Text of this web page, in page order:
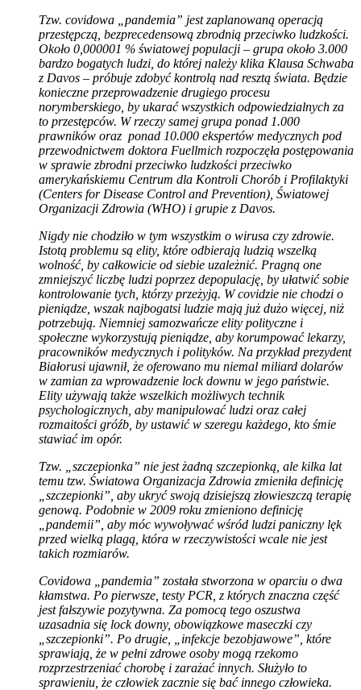
Tzw. covidowa „pandemia” jest zaplanowaną operacją
przestępczą, bezprecedensową zbrodnią przeciwko ludzkości.
Około 0,000001 % światowej populacji – grupa około 3.000
bardzo bogatych ludzi, do której należy klika Klausa Schwaba
z Davos – próbuje zdobyć kontrolą nad resztą świata. Będzie
konieczne przeprowadzenie drugiego procesu
norymberskiego, by ukarać wszystkich odpowiedzialnych za
to przestępców. W rzeczy samej grupa ponad 1.000
prawników oraz ponad 10.000 ekspertów medycznych pod
przewodnictwem doktora Fuellmich rozpoczęła postępowania
w sprawie zbrodni przeciwko ludzkości przeciwko
amerykańskiemu Centrum dla Kontroli Chorób i Profilaktyki
(Centers for Disease Control and Prevention), Światowej
Organizacji Zdrowia (WHO) i grupie z Davos.
Nigdy nie chodziło w tym wszystkim o wirusa czy zdrowie.
Istotą problemu są elity, które odbierają ludzią wszelką
wolność, by całkowicie od siebie uzależnić. Pragną one
zmniejszyć liczbę ludzi poprzez depopulację, by ułatwić sobie
kontrolowanie tych, którzy przeżyją. W covidzie nie chodzi o
pieniądze, wszak najbogatsi ludzie mają już dużo więcej, niż
potrzebują. Niemniej samozwańcze elity polityczne i
społeczne wykorzystują pieniądze, aby korumpować lekarzy,
pracowników medycznych i polityków. Na przykład prezydent
Białorusi ujawnił, że oferowano mu niemal miliard dolarów
w zamian za wprowadzenie lock downu w jego państwie.
Elity używają także wszelkich możliwych technik
psychologicznych, aby manipulować ludzi oraz całej
rozmaitości gróźb, by ustawić w szeregu każdego, kto śmie
stawiać im opór.
Tzw. „szczepionka” nie jest żadną szczepionką, ale kilka lat
temu tzw. Światowa Organizacja Zdrowia zmieniła definicję
„szczepionki”, aby ukryć swoją dzisiejszą złowieszczą terapię
genową. Podobnie w 2009 roku zmieniono definicję
„pandemii”, aby móc wywoływać wśród ludzi paniczny lęk
przed wielką plagą, która w rzeczywistości wcale nie jest
takich rozmiarów.
Covidowa „pandemia” została stworzona w oparciu o dwa
kłamstwa. Po pierwsze, testy PCR, z których znaczna część
jest fałszywie pozytywna. Za pomocą tego oszustwa
uzasadnia się lock downy, obowiązkowe maseczki czy
„szczepionki”. Po drugie, „infekcje bezobjawowe”, które
sprawiają, że w pełni zdrowe osoby mogą rzekomo
rozprzestrzeniać chorobę i zarażać innych. Służyło to
sprawieniu, że człowiek zacznie się bać innego człowieka.